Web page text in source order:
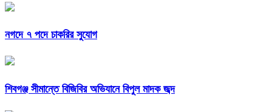
নগদে ৭ পদে চাকরির সুযোগ
শিবগঞ্জ সীমান্তে বিজিবির অভিযানে বিপুল মাদক জব্দ